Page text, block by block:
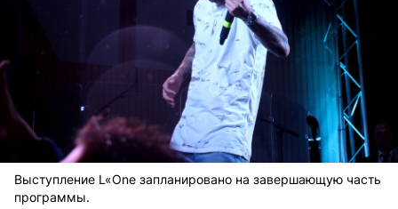
Выступление L«One запланировано на завершающую часть
программы.